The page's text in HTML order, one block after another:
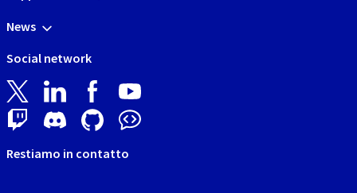
News
Social network
Restiamo in contatto